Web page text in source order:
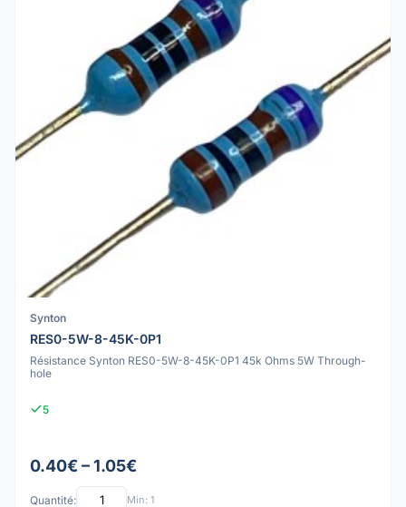
Synton
RES0-5W-8-45K-0P1
Résistance Synton RES0-5W-8-45K-0P1 45k Ohms 5W Through-
hole
5
0.40€ – 1.05€
Quantité: Min: 1